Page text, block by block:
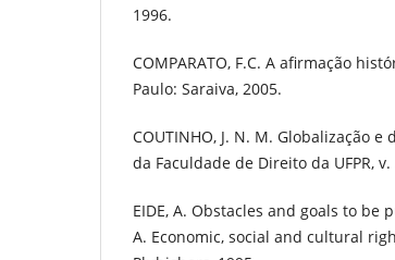
1996.
COMPARATO, F.C. A afirmação
Paulo: Saraiva, 2005.
COUTINHO, J. N. M. Globalização
da Faculdade de Direito da UFPR,
EIDE, A. Obstacles and goals to be
A. Economic, social and cultural